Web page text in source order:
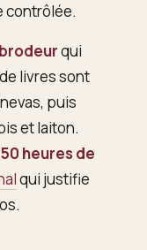
contrôlée.
brodeurqui
livres sont
puis
et laiton.
heures de
qui justifie